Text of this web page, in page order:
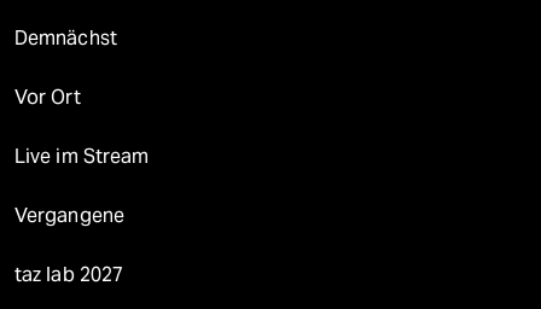
Demnächst
Vor Ort
Live im Stream
Vergangene
taz lab 2027